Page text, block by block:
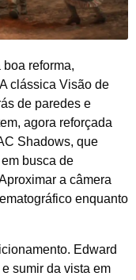
reforma,
clássica Visão de
de paredes e
agora reforçada
Shadows, que
busca de
a câmera
enquanto
Edward
e sumir da vista em